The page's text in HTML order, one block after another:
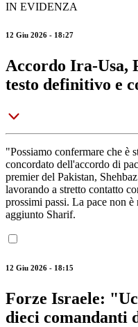
IN EVIDENZA
12 Giu 2026 - 18:27
Accordo Ira-Usa,
testo definitivo e
"Possiamo confermare che è
concordato dell'accordo di
premier del Pakistan,
lavorando a stretto contatto
prossimi passi. La pace non
aggiunto Sharif.
12 Giu 2026 - 18:15
Forze Israele:
dieci comandanti